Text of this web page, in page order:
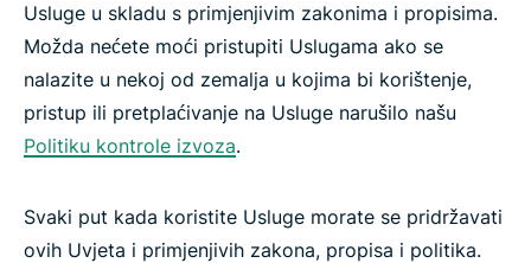
Usluge u skladu s primjenjivim zakonima i propisima.
Možda nećete moći pristupiti Uslugama ako se
nalazite u nekoj od zemalja u kojima bi korištenje,
pristup ili pretplaćivanje na Usluge narušilo našu
Politiku kontrole izvoza.
Svaki put kada koristite Usluge morate se pridržavati
ovih Uvjeta i primjenjivih zakona, propisa i politika.